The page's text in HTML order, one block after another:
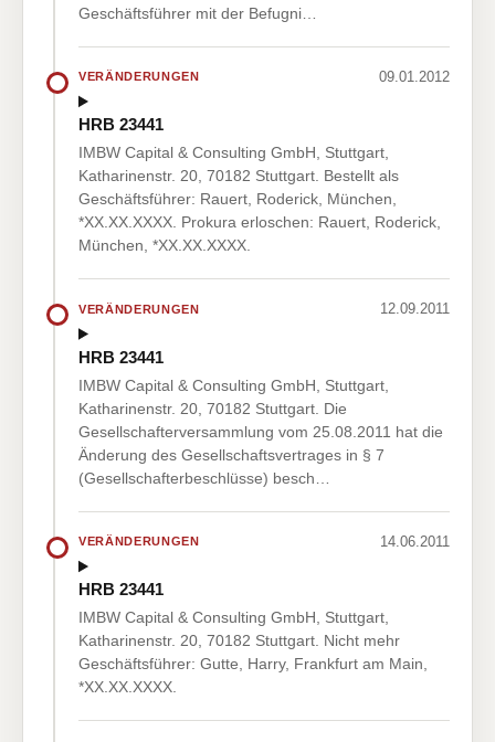
Geschäftsführer mit der Befugni…
VERÄNDERUNGEN 09.01.2012
HRB 23441
IMBW Capital & Consulting GmbH, Stuttgart,
Katharinenstr. 20, 70182 Stuttgart. Bestellt als
Geschäftsführer: Rauert, Roderick, München,
*XX.XX.XXXX. Prokura erloschen: Rauert, Roderick,
München, *XX.XX.XXXX.
VERÄNDERUNGEN 12.09.2011
HRB 23441
IMBW Capital & Consulting GmbH, Stuttgart,
Katharinenstr. 20, 70182 Stuttgart. Die
Gesellschafterversammlung vom 25.08.2011 hat die
Änderung des Gesellschaftsvertrages in § 7
(Gesellschafterbeschlüsse) besch…
VERÄNDERUNGEN 14.06.2011
HRB 23441
IMBW Capital & Consulting GmbH, Stuttgart,
Katharinenstr. 20, 70182 Stuttgart. Nicht mehr
Geschäftsführer: Gutte, Harry, Frankfurt am Main,
*XX.XX.XXXX.